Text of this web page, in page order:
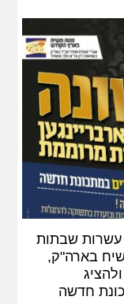
עשרות שבתות
בארה"ק,
חדשה